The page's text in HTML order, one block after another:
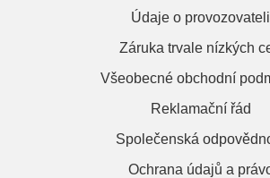
Údaje o provozovateli
Záruka trvale nízkých
Všeobecné obchodní
Reklamační řád
Společenská
Ochrana údajů a